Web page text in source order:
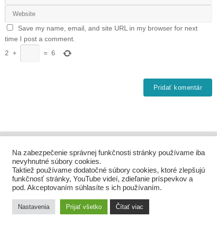
Save my name, email, and site URL in my browser for next
time I post a comment.
2 + = 6
Na zabezpečenie správnej funkčnosti stránky používame iba
nevyhnutné súbory cookies.
Taktiež používame dodatočné súbory cookies, ktoré zlepšujú
funkčnosť stránky, YouTube videí, zdieľanie príspevkov a
pod. Akceptovaním súhlasíte s ich používaním.
Nastavenia Prijať všetko Čítať viac